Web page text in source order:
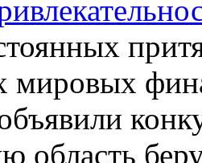
мировых